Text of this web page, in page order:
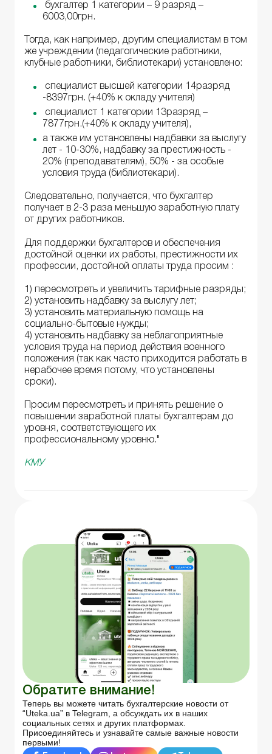
бухгалтер 1 категории – 9 разряд –
6003,00грн.
Тогда, как например, другим специалистам в том
же учреждении (педагогические работники,
клубные работники, библиотекари) установлено:
специалист высшей категории 14разряд
-8397грн. (+40% к окладу учителя)
специалист 1 категории 13разряд –
7877грн.(+40% к окладу учителя),
а также им установлены надбавки за выслугу
лет - 10-30%, надбавку за престижность -
20% (преподавателям), 50% - за особые
условия труда (библиотекари).
Следовательно, получается, что бухгалтер
получает в 2-3 раза меньшую заработную плату
от других работников.
Для поддержки бухгалтеров и обеспечения
достойной оценки их работы, престижности их
профессии, достойной оплаты труда просим :
1) пересмотреть и увеличить тарифные разряды;
2) установить надбавку за выслугу лет;
3) установить материальную помощь на
социально-бытовые нужды;
4) установить надбавку за неблагоприятные
условия труда на период действия военного
положения (так как часто приходится работать в
нерабочее время потому, что установлены
сроки).
Просим пересмотреть и принять решение о
повышении заработной платы бухгалтерам до
уровня, соответствующего их
профессиональному уровню."
КМУ
Обратите внимание!
Теперь вы можете читать бухгалтерские новости от
“Uteka.ua” в Telegram, а обсуждать их в наших
социальных сетях и других платформах.
Присоединяйтесь и узнавайте самые важные новости
первыми!